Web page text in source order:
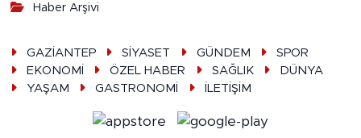
Haber Arşivi
GAZİANTEP SİYASET GÜNDEM
SPOR
EKONOMİ
ÖZEL HABER SAĞLIK
DÜNYA
YAŞAM
GASTRONOMİ İLETİŞİM